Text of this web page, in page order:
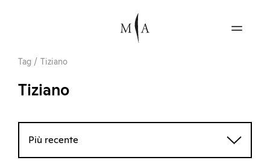
Tag / Tiziano
Tiziano
Più recente